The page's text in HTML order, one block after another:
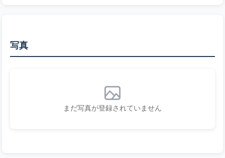
写真
まだ写真が登録されていません